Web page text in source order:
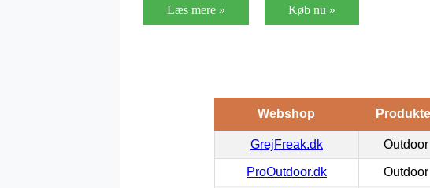
Læs mere » Køb nu »
Webshop
GrejFreak.dk Outdoor
ProOutdoor.dk Outdoor